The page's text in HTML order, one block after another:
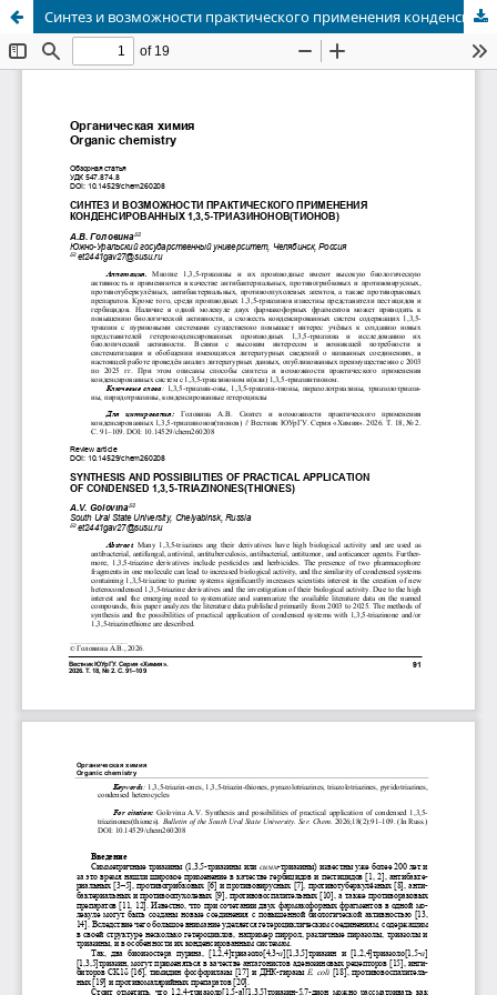
Синтез и возможности практического применения конденсированных 1,3,5-триазинонов(тионов)